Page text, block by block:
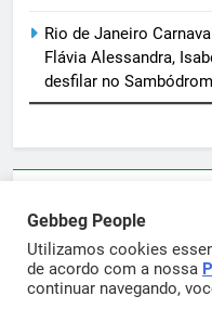
Rio de Janeiro
Flávia Alessandra,
desfilar no
Gebbeg
Gebbeg People
Utilizamos cookies
de acordo com a nossa
continuar navegando,